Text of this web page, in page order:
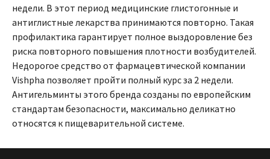
недели. В этот период медицинские глистогонные и
антиглистные лекарства принимаются повторно. Такая
профилактика гарантирует полное выздоровление без
риска повторного повышения плотности возбудителей.
Недорогое средство от фармацевтической компании
Vishpha позволяет пройти полный курс за 2 недели.
Антигельминты этого бренда созданы по европейским
стандартам безопасности, максимально деликатно
относятся к пищеварительной системе.